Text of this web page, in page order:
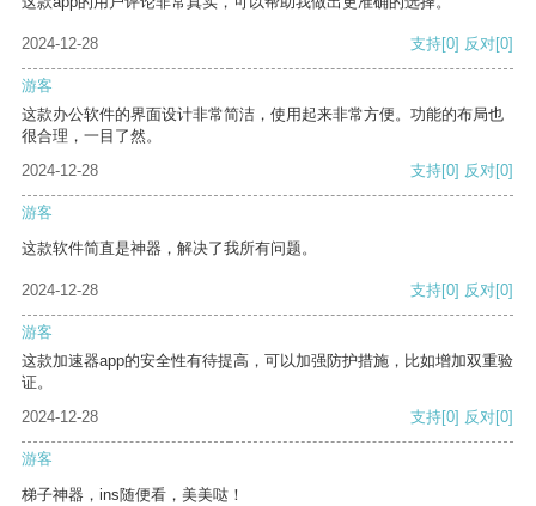
2024-12-28 支持[0] 反对[0]
游客
这款办公软件的界面设计非常简洁，使用起来非常方便。功能的布局也
很合理，一目了然。
2024-12-28
支持[0] 反对[0]
游客
这款软件简直是神器，解决了我所有问题。
2024-12-28 支持[0] 反对[0]
游客
这款加速器app的安全性有待提高，可以加强防护措施，比如增加双重验
证。
2024-12-28
支持[0] 反对[0]
游客
梯子神器，ins随便看，美美哒！